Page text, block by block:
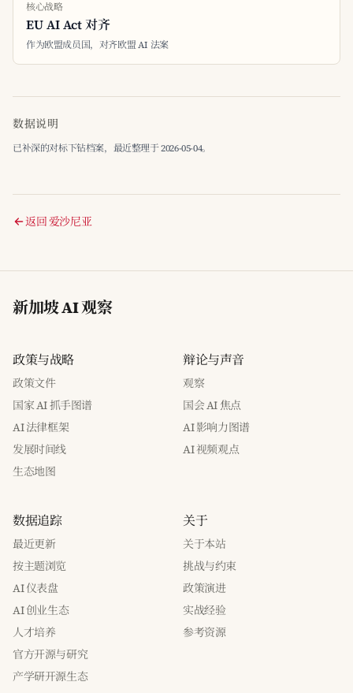
核心战略
EU AI Act 对齐
作为欧盟成员国，对齐欧盟 AI 法案
数据说明
已补深的对标下钻档案，最近整理于 2026-05-04。
返回 爱沙尼亚
新加坡 AI 观察
政策与战略
政策文件
国家 AI 抓手图谱
AI 法律框架
发展时间线
生态地图
辩论与声音
观察
国会 AI 焦点
AI 影响力图谱
AI 视频观点
数据追踪
最近更新
按主题浏览
AI 仪表盘
AI 创业生态
人才培养
官方开源与研究
产学研开源生态
关于
关于本站
挑战与约束
政策演进
实战经验
参考资源